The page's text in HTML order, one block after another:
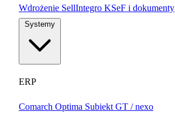
Wdrożenie SellIntegro KSeF i dokumenty
ERP
Comarch Optima Subiekt GT / nexo